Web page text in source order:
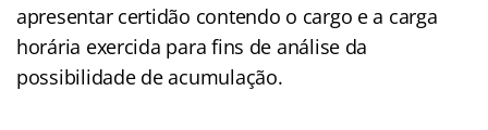
apresentar certidão contendo o cargo e a carga
horária exercida para fins de análise da
possibilidade de acumulação.